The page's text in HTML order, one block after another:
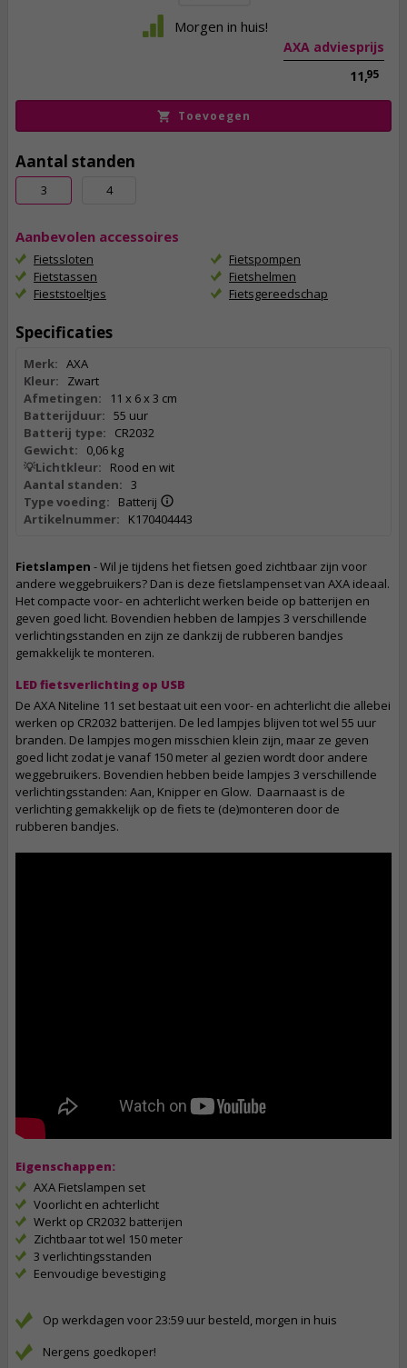
AXA adviesprijs
11,95
Morgen in huis!
Toevoegen
Aantal standen
3 4
Aanbevolen accessoires
Fietssloten
Fietstassen
Fieststoeltjes
Fietspompen
Fietshelmen
Fietsgereedschap
Specificaties
Merk: AXA
Kleur:
Zwart
Afmetingen:
11 x 6 x 3 cm
Batterijduur: 55 uur
Batterij type:
CR2032
Gewicht:
0,06 kg
💡Lichtkleur:
Rood en wit
Aantal standen: 3
Type voeding:
Batterij
Artikelnummer:
K170404443
Fietslampen - Wil je tijdens het fietsen goed zichtbaar zijn voor
andere weggebruikers? Dan is deze fietslampenset van AXA ideaal.
Het compacte voor- en achterlicht werken beide op batterijen en
geven goed licht. Bovendien hebben de lampjes 3 verschillende
verlichtingsstanden en zijn ze dankzij de rubberen bandjes
gemakkelijk te monteren.
LED fietsverlichting op USB
De AXA Niteline 11 set bestaat uit een voor- en achterlicht die allebei
werken op CR2032 batterijen. De led lampjes blijven tot wel 55 uur
branden. De lampjes mogen misschien klein zijn, maar ze geven
goed licht zodat je vanaf 150 meter al gezien wordt door andere
weggebruikers. Bovendien hebben beide lampjes 3 verschillende
verlichtingsstanden: Aan, Knipper en Glow. Daarnaast is de
verlichting gemakkelijk op de fiets te (de)monteren door de
rubberen bandjes.
Eigenschappen:
AXA Fietslampen set
Voorlicht en achterlicht
Werkt op CR2032 batterijen
Zichtbaar tot wel 150 meter
3 verlichtingsstanden
Eenvoudige bevestiging
Op werkdagen voor 23:59 uur besteld, morgen in huis
Nergens goedkoper!